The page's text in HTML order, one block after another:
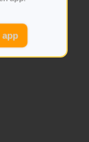
app